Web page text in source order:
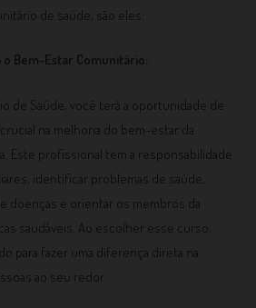
de saúde, são eles:
Bem-Estar Comunitário:
de Saúde, você terá a oportunidade de
na melhoria do bem-estar da
Este profissional tem a responsabilidade
identificar problemas de saúde,
doenças e orientar os membros da
saudáveis. Ao escolher esse curso,
para fazer uma diferença direta na
ao seu redor.